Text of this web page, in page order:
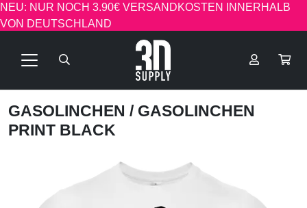
NEU: NUR NOCH 3.90€ VERSANDKOSTEN INNERHALB
VON DEUTSCHLAND
GASOLINCHEN / GASOLINCHEN
PRINT BLACK